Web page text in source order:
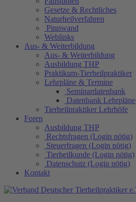
Gesetze & Rechtliches
Naturheilverfahren
Pinnwand
Weblinks
Aus- & Weiterbildung
Aus- & Weiterbildung
Ausbildung THP
Praktikum-Tierheilpraktiker
Lehrpläne & Termine
Seminardatenbank
Datenbank Lehrpläne
Tierheilpraktiker Lehrhöfe
Foren
Ausbildung THP
Rechtsfragen (Login nötig)
Steuerfragen (Login nötig)
Tierheilkunde (Login nötig)
Datenschutz (Login nötig)
Kontakt